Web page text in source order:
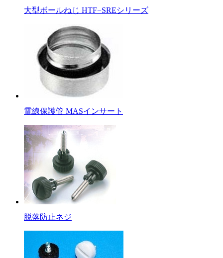
大型ボールねじ HTF−SREシリーズ
電線保護管 MASインサート
脱落防止ネジ